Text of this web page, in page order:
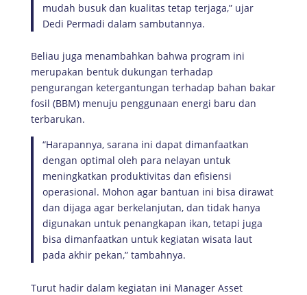
mudah busuk dan kualitas tetap terjaga,” ujar
Dedi Permadi dalam sambutannya.
Beliau juga menambahkan bahwa program ini
merupakan bentuk dukungan terhadap
pengurangan ketergantungan terhadap bahan bakar
fosil (BBM) menuju penggunaan energi baru dan
terbarukan.
“Harapannya, sarana ini dapat dimanfaatkan
dengan optimal oleh para nelayan untuk
meningkatkan produktivitas dan efisiensi
operasional. Mohon agar bantuan ini bisa dirawat
dan dijaga agar berkelanjutan, dan tidak hanya
digunakan untuk penangkapan ikan, tetapi juga
bisa dimanfaatkan untuk kegiatan wisata laut
pada akhir pekan,” tambahnya.
Turut hadir dalam kegiatan ini Manager Asset